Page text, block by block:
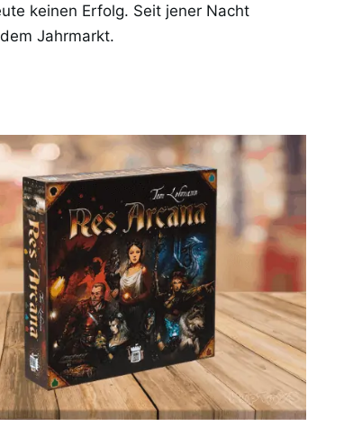
keinen Erfolg. Seit jener Nacht
Jahrmarkt.